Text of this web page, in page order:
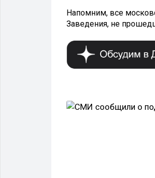
Напомним, все
Заведения, не